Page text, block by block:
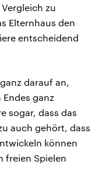
zu
Elternhaus den
entscheidend
darauf an,
ganz
sogar, dass das
auch gehört, dass
können
freien Spielen